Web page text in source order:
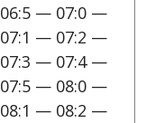
06:5 — 07:0 —
07:1 — 07:2 —
07:3 — 07:4 —
07:5 — 08:0 —
08:1 — 08:2 —